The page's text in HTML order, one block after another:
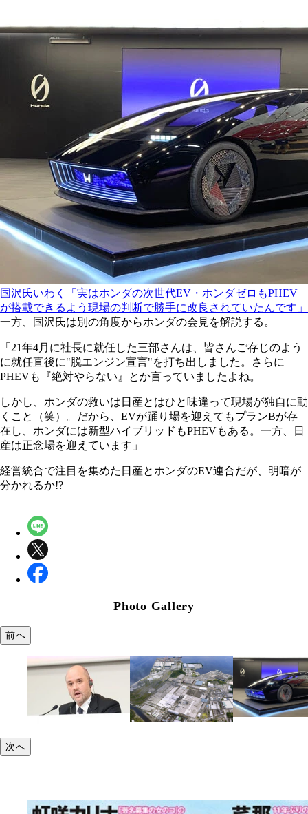
国沢氏いわく「実はホンダの次世代EV・ホンダゼロもPHEV
が搭載できるよう現場の判断で勝手に改良されていたんです」
一方、国沢氏は別の角度からホンダの会見を解説する。
「21年4月に社長に就任した三部さんは、皆さんご存じのよう
に就任直後に"脱エンジン宣言"を打ち出しました。さらに
PHEVも『絶対やらない』とか言っていましたよね。
しかし、ホンダの救いは日産とはひと味違って現場が独自に動
くこと（笑）。だから、EVが踊り場を迎えてもプランBが存
在し、ホンダには新型ハイブリッドもPHEVもある。一方、日
産は正念場を迎えています」
経営統合で注目を集めた日産とホンダのEV連合だが、明暗が
分かれるか!?
Photo Gallery
前へ
次へ